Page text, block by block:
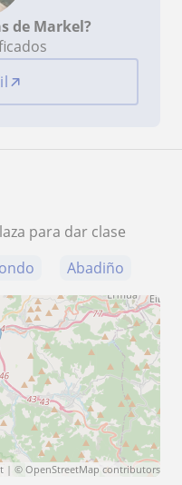
de Markel?
para dar clase
Abadiño
| © OpenStreetMap contributors